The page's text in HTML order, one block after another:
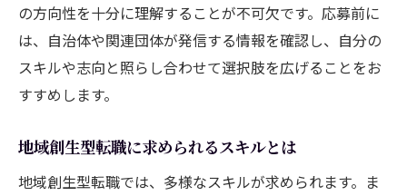
の方向性を十分に理解することが不可欠です。応募前に
は、自治体や関連団体が発信する情報を確認し、自分の
スキルや志向と照らし合わせて選択肢を広げることをお
すすめします。
地域創生型転職に求められるスキルとは
地域創生型転職では、多様なスキルが求められます。ま